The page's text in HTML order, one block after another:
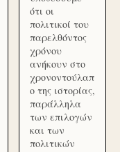
ότι οι
πολιτικοί του
παρελθόντος
χρόνου
ανήκουν στο
χρονοντούλαπ
ο της ιστορίας,
παράλληλα
των επιλογών
και των
πολιτικών